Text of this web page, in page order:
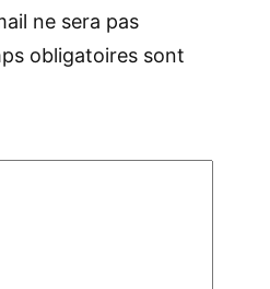
ne sera pas
obligatoires sont